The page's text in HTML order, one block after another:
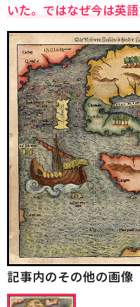
いた。ではなぜ今は英
記事内のその他の画像